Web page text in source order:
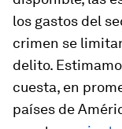
los gastos del
crimen se
delito.
cuesta, en
países de